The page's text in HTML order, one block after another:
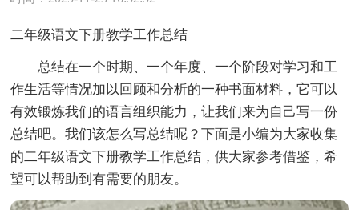
二年级语文下册教学工作总结
总结在一个时期、一个年度、一个阶段对学习和工
作生活等情况加以回顾和分析的一种书面材料，它可以
有效锻炼我们的语言组织能力，让我们来为自己写一份
总结吧。我们该怎么写总结呢？下面是小编为大家收集
的二年级语文下册教学工作总结，供大家参考借鉴，希
望可以帮助到有需要的朋友。